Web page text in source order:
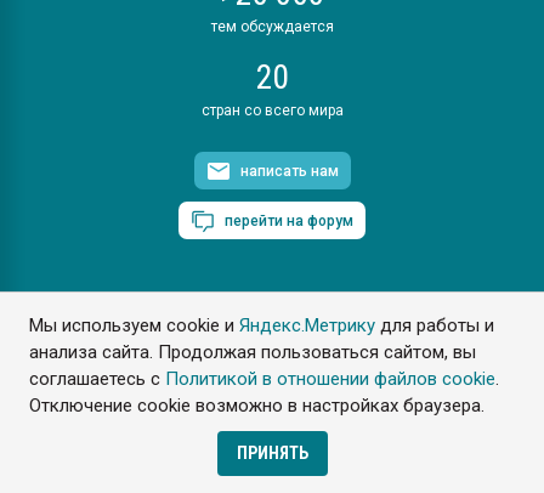
Мы используем cookie иЯндекс.Метрику для работы и
анализа сайта. Продолжая пользоваться сайтом, вы
соглашаетесь с Политикой в отношении файлов cookie.
Отключение cookie возможно в настройках браузера.
ПРИНЯТЬ
тем обсуждается
20
стран со всего мира
написать нам
перейти на форум
ПластЭксперт © 2006. Все права защищены
Разрешается копирование материалов сайта с обязательной
ссылкой на www.e-plastic.ru
Разработка сайта